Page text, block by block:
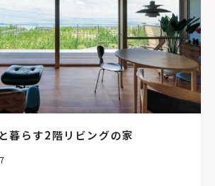
暮らす2階リビングの家